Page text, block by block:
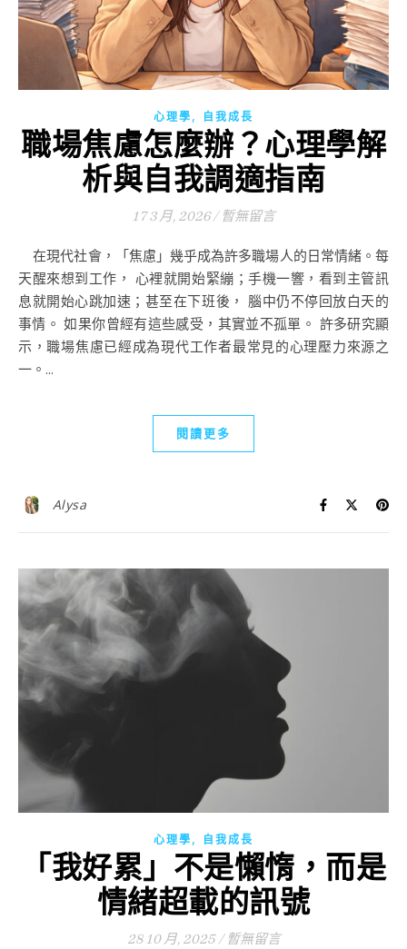
心理學, 自我成長
職場焦慮怎麼辦？心理學解
析與自我調適指南
17 3 月, 2026 / 暫無留言
在現代社會，「焦慮」幾乎成為許多職場人的日常情緒。每
天醒來想到工作， 心裡就開始緊繃；手機一響，看到主管訊
息就開始心跳加速；甚至在下班後， 腦中仍不停回放白天的
事情。 如果你曾經有這些感受，其實並不孤單。 許多研究顯
示，職場焦慮已經成為現代工作者最常見的心理壓力來源之
一。...
閱讀更多
Alysa
心理學, 自我成長
「我好累」不是懶惰，而是
情緒超載的訊號
28 10 月, 2025 / 暫無留言